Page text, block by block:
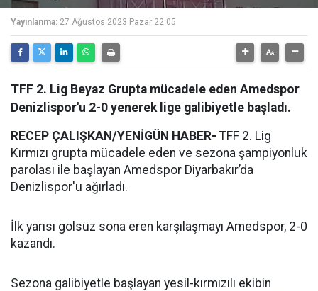
Yayınlanma: 27 Ağustos 2023 Pazar 22:05
TFF 2. Lig Beyaz Grupta mücadele eden Amedspor
Denizlispor'u 2-0 yenerek lige galibiyetle başladı.
RECEP ÇALIŞKAN/YENİGÜN HABER- TFF 2. Lig
Kırmızı grupta mücadele eden ve sezona şampiyonluk
parolası ile başlayan Amedspor Diyarbakır’da
Denizlispor'u ağırladı.
İlk yarısı golsüz sona eren karşılaşmayı Amedspor, 2-0
kazandı.
Sezona galibiyetle başlayan yesil-kırmızılı ekibin